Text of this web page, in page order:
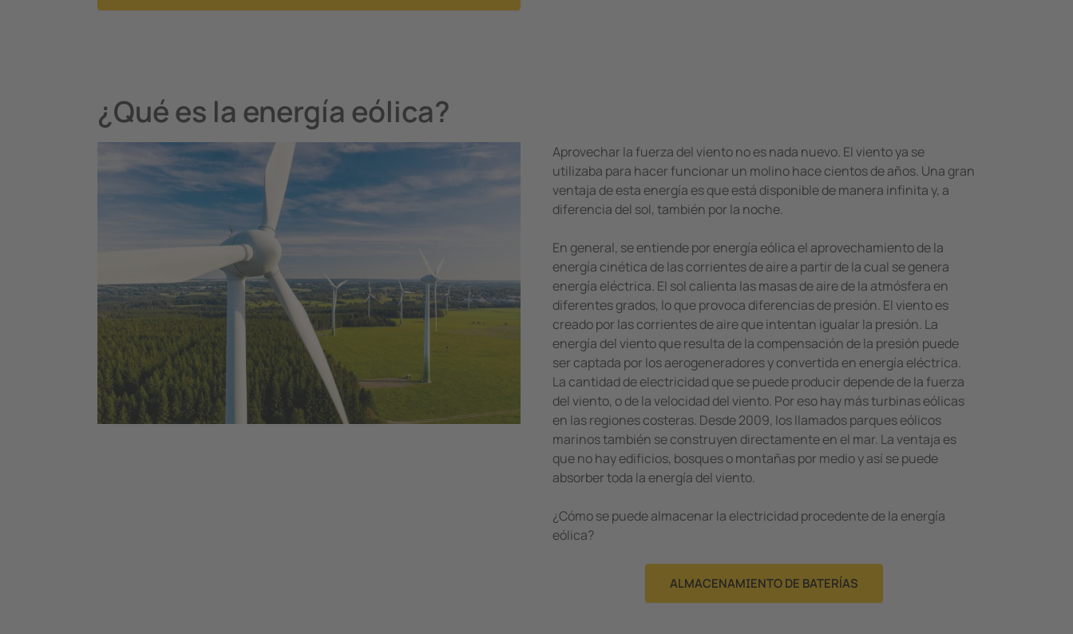
¿Qué es la energía eólica?
Aprovechar la fuerza del viento no es nada nuevo. El viento ya se
utilizaba para hacer funcionar un molino hace cientos de años. Una gran
ventaja de esta energía es que está disponible de manera infinita y, a
diferencia del sol, también por la noche.
En general, se entiende por energía eólica el aprovechamiento de la
energía cinética de las corrientes de aire a partir de la cual se genera
energía eléctrica. El sol calienta las masas de aire de la atmósfera en
diferentes grados, lo que provoca diferencias de presión. El viento es
creado por las corrientes de aire que intentan igualar la presión. La
energía del viento que resulta de la compensación de la presión puede
ser captada por los aerogeneradores y convertida en energía eléctrica.
La cantidad de electricidad que se puede producir depende de la fuerza
del viento, o de la velocidad del viento. Por eso hay más turbinas eólicas
en las regiones costeras. Desde 2009, los llamados parques eólicos
marinos también se construyen directamente en el mar. La ventaja es
que no hay edificios, bosques o montañas por medio y así se puede
absorber toda la energía del viento.
¿Cómo se puede almacenar la electricidad procedente de la energía
eólica?
ALMACENAMIENTO DE BATERÍAS